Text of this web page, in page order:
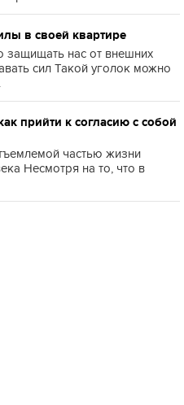
в своей квартире
защищать нас от внешних
сил Такой уголок можно
прийти к согласию с собой
частью жизни
Несмотря на то, что в